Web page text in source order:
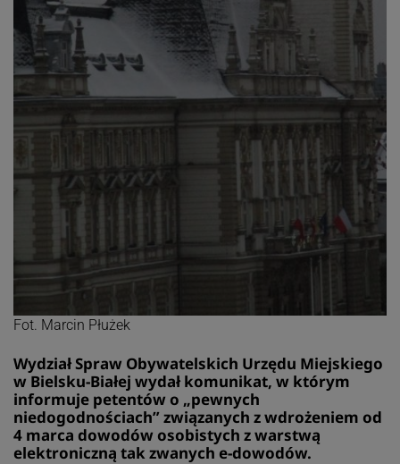
Fot. Marcin Płużek
Wydział Spraw Obywatelskich Urzędu Miejskiego
w Bielsku-Białej wydał komunikat, w którym
informuje petentów o „pewnych
niedogodnościach” związanych z wdrożeniem od
4 marca dowodów osobistych z warstwą
elektroniczną tak zwanych e-dowodów.